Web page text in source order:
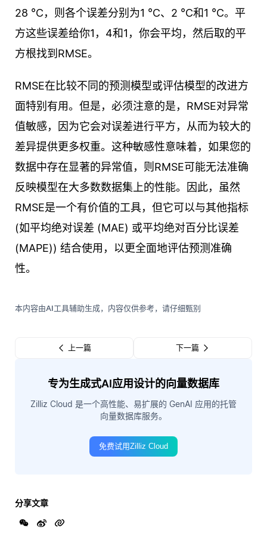
28 °C，则各个误差分别为1 °C、2 °C和1 °C。平
方这些误差给你1，4和1，你会平均，然后取的平
方根找到RMSE。
RMSE在比较不同的预测模型或评估模型的改进方
面特别有用。但是，必须注意的是，RMSE对异常
值敏感，因为它会对误差进行平方，从而为较大的
差异提供更多权重。这种敏感性意味着，如果您的
数据中存在显著的异常值，则RMSE可能无法准确
反映模型在大多数数据集上的性能。因此，虽然
RMSE是一个有价值的工具，但它可以与其他指标
(如平均绝对误差 (MAE) 或平均绝对百分比误差
(MAPE)) 结合使用，以更全面地评估预测准确
性。
本内容由AI工具辅助生成，内容仅供参考，请仔细甄别
上一篇 下一篇
专为生成式AI应用设计的向量数据库
Zilliz Cloud 是一个高性能、易扩展的 GenAI 应用的托管
向量数据库服务。
免费试用Zilliz Cloud
分享文章